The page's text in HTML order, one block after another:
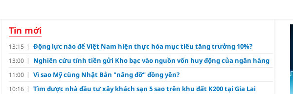
Tin mới
13:15 Động lực nào để Việt Nam hiện thực hóa mục tiêu tăng trưởng 10%?
13:00 Nghiên cứu tính tiền gửi Kho bạc vào nguồn vốn huy động của ngân hàng
11:00 Vì sao Mỹ cùng Nhật Bản "nâng đỡ" đồng yên?
10:16 Tìm được nhà đầu tư xây khách sạn 5 sao trên khu đất K200 tại Gia Lai